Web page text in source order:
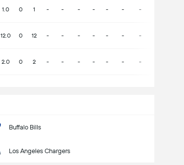
1.0 0 1 - - - - - - -
12.0 0 12 - - - - - - -
2.0 0 2 - - - - - - -
Buffalo Bills
Los Angeles Chargers